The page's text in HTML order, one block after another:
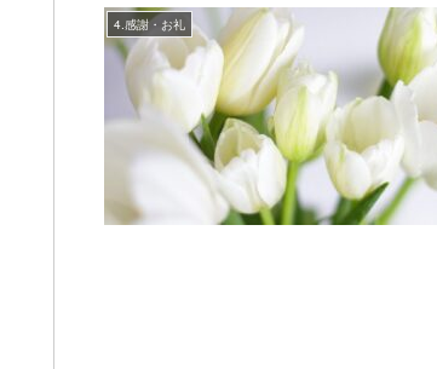
4.感謝・お礼